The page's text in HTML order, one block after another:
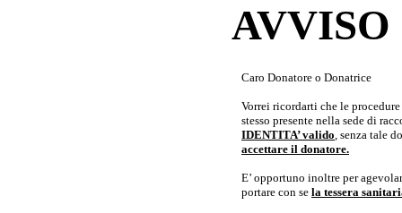
Caro Donatore o Donatrice
Vorrei ricordarti che le
stesso presente nella sede di
IDENTITA’ valido, senza tale
accettare il donatore.
E’ opportuno inoltre per
portare con se la tessera